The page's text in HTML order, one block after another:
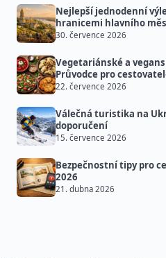
Nejlepší jednodenní
hranicemi hlavního
30. července 2026
Vegetariánské a
Průvodce pro
22. července 2026
Válečná turistika na
doporučení
15. července 2026
Bezpečnostní tipy pro
2026
21. dubna 2026